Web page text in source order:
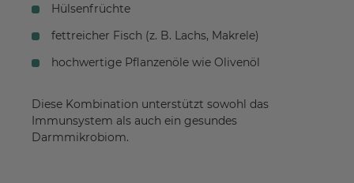
Hülsenfrüchte
fettreicher Fisch (z. B. Lachs, Makrele)
hochwertige Pflanzenöle wie Olivenöl
Diese Kombination unterstützt sowohl das
Immunsystem als auch ein gesundes
Darmmikrobiom.